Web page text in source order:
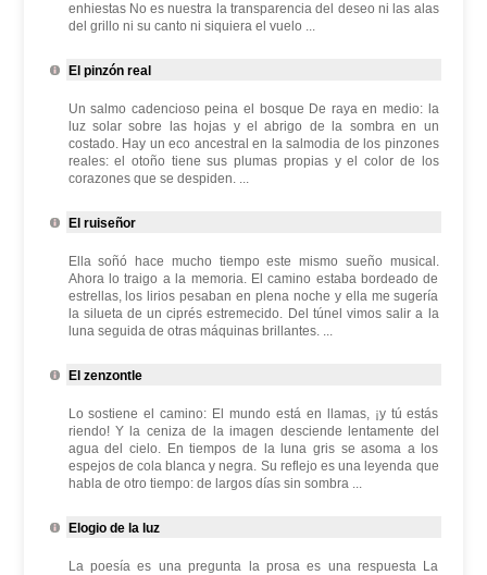
enhiestas No es nuestra la transparencia del deseo ni las alas
del grillo ni su canto ni siquiera el vuelo ...
El pinzón real
Un salmo cadencioso peina el bosque De raya en medio: la
luz solar sobre las hojas y el abrigo de la sombra en un
costado. Hay un eco ancestral en la salmodia de los pinzones
reales: el otoño tiene sus plumas propias y el color de los
corazones que se despiden. ...
El ruiseñor
Ella soñó hace mucho tiempo este mismo sueño musical.
Ahora lo traigo a la memoria. El camino estaba bordeado de
estrellas, los lirios pesaban en plena noche y ella me sugería
la silueta de un ciprés estremecido. Del túnel vimos salir a la
luna seguida de otras máquinas brillantes. ...
El zenzontle
Lo sostiene el camino: El mundo está en llamas, ¡y tú estás
riendo! Y la ceniza de la imagen desciende lentamente del
agua del cielo. En tiempos de la luna gris se asoma a los
espejos de cola blanca y negra. Su reflejo es una leyenda que
habla de otro tiempo: de largos días sin sombra ...
Elogio de la luz
La poesía es una pregunta la prosa es una respuesta La